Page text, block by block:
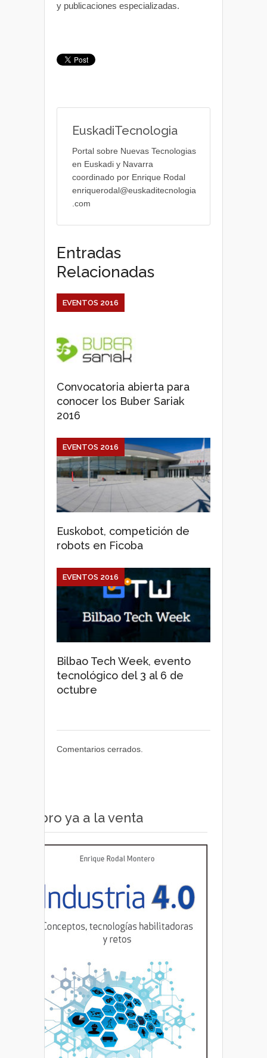
y publicaciones especializadas.
EuskadiTecnologia
Portal sobre Nuevas Tecnologias
en Euskadi y Navarra
coordinado por Enrique Rodal
enriquerodal@euskaditecnologia
.com
Entradas
Relacionadas
Convocatoria abierta para
conocer los Buber Sariak
2016
EVENTOS 2016
Euskobot, competición de
robots en Ficoba
EVENTOS 2016
Bilbao Tech Week, evento
tecnológico del 3 al 6 de
octubre
EVENTOS 2016
Comentarios cerrados.
Libro ya a la venta